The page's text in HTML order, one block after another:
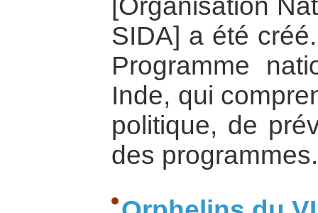
[Organisation
SIDA] a été
Programme
Inde, qui
politique, de
des programmes.